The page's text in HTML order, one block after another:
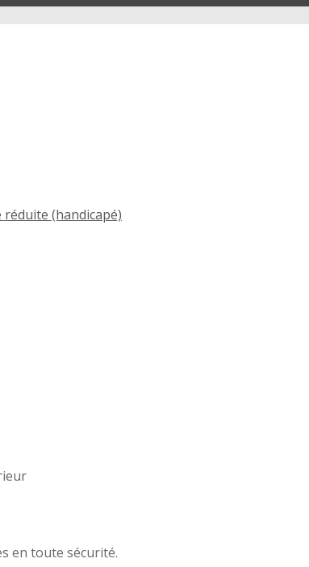
(handicapé)
en toute sécurité.